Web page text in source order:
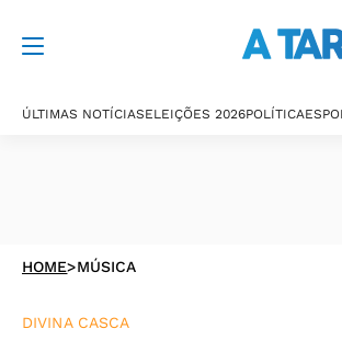
ÚLTIMAS NOTÍCIASELEIÇÕES 2026POLÍTICA
HOME>MÚSICA
DIVINA CASCA